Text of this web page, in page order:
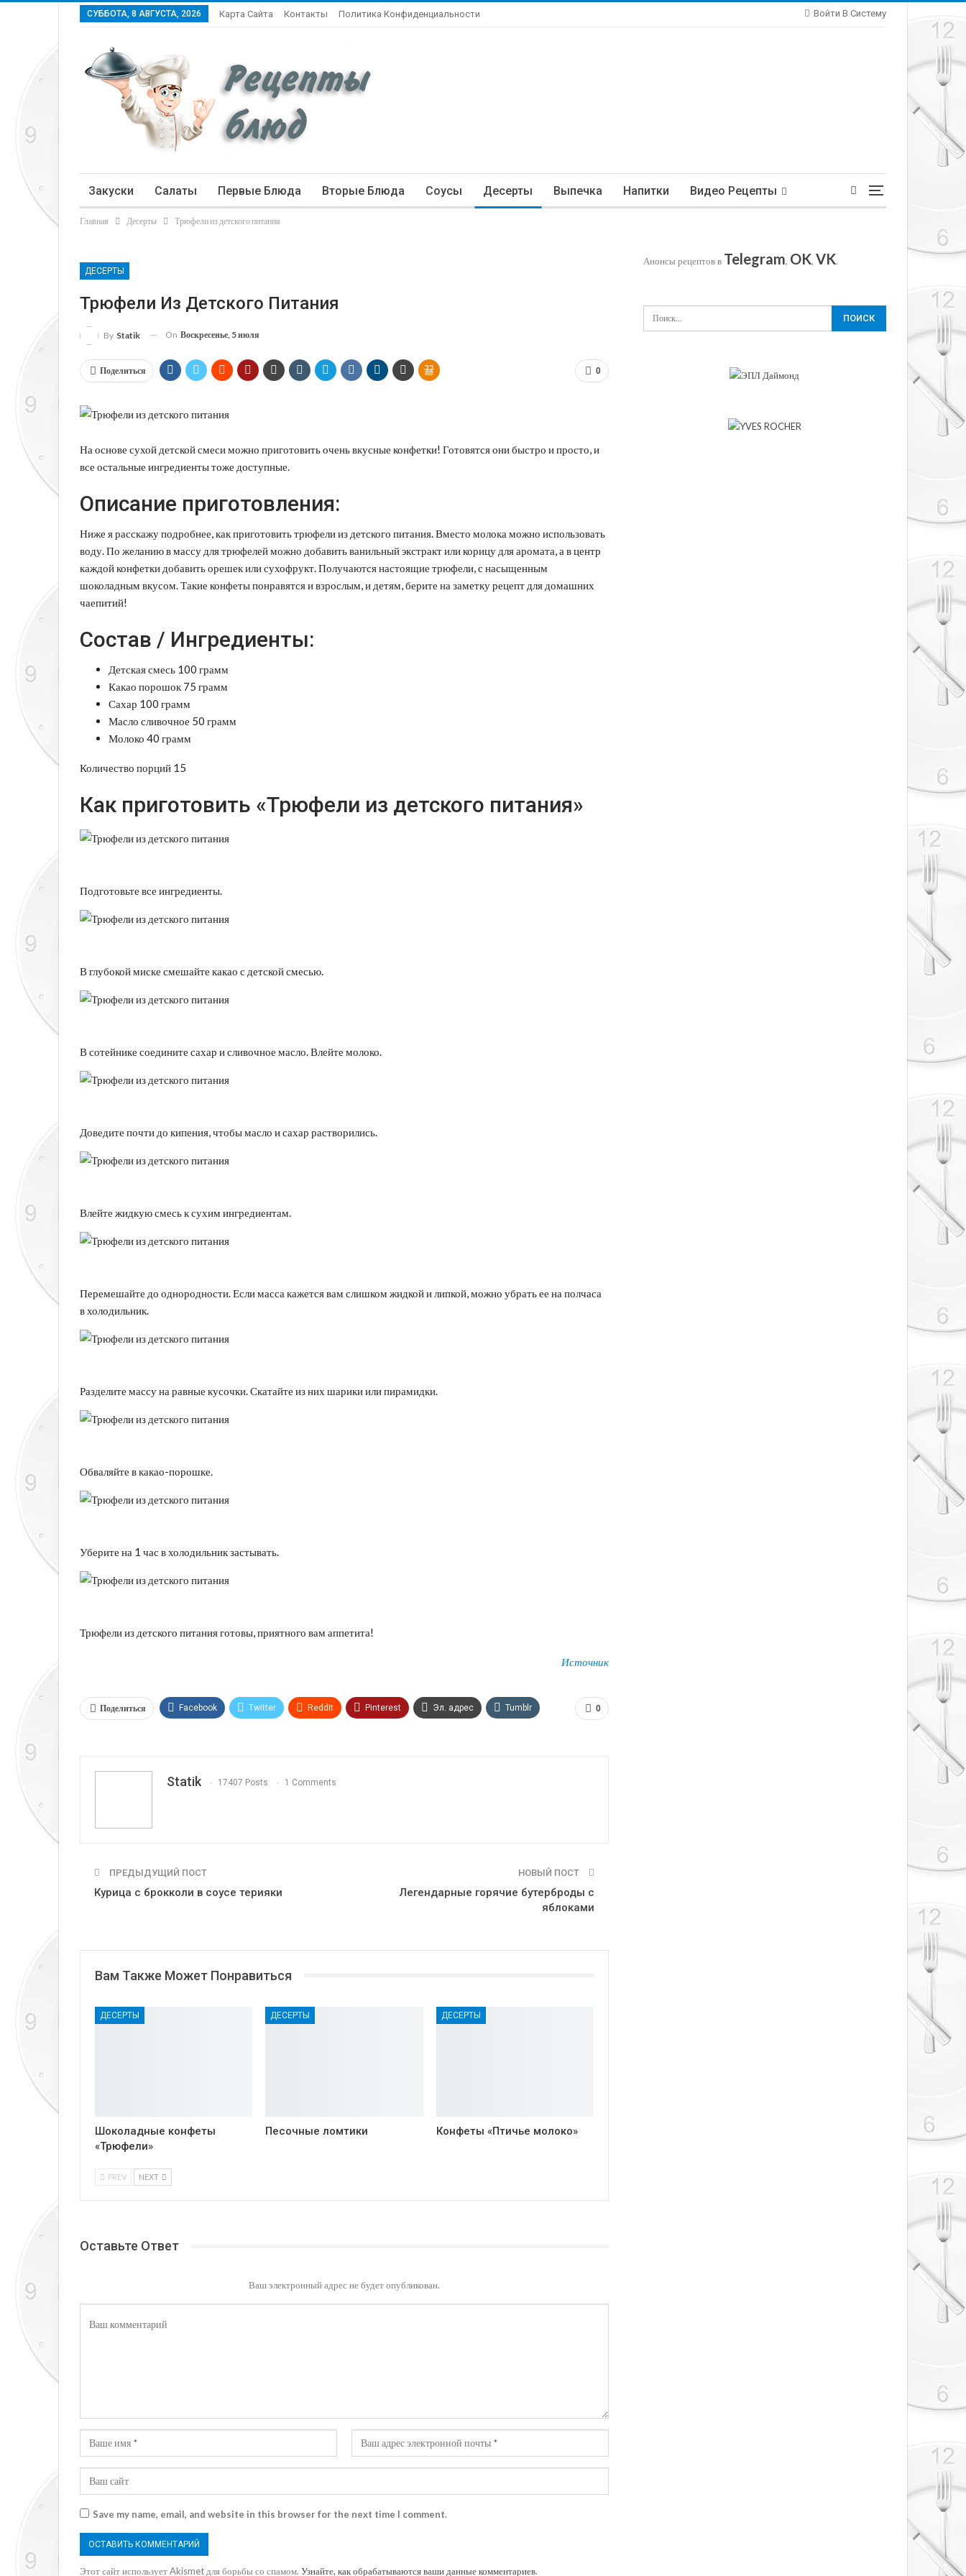
Войти В Систему
СУББОТА, 8 АВГУСТА, 2026 Карта Сайта Контакты Политика Конфиденциальности
Закуски Салаты Первые Блюда Вторые Блюда Соусы Десерты Выпечка Напитки Видео Рецепты
Статьи
Главная Десерты Трюфели из детского питания
ДЕСЕРТЫ
Трюфели Из Детского Питания
By Statik On Воскресенье, 5 июля
0
Поделиться
На основе сухой детской смеси можно приготовить очень вкусные конфетки! Готовятся они быстро и просто, и
все остальные ингредиенты тоже доступные.
Описание приготовления:
Ниже я расскажу подробнее, как приготовить трюфели из детского питания. Вместо молока можно использовать
воду. По желанию в массу для трюфелей можно добавить ванильный экстракт или корицу для аромата, а в центр
каждой конфетки добавить орешек или сухофрукт. Получаются настоящие трюфели, с насыщенным
шоколадным вкусом. Такие конфеты понравятся и взрослым, и детям, берите на заметку рецепт для домашних
чаепитий!
Состав / Ингредиенты:
Детская смесь 100 грамм
Какао порошок 75 грамм
Сахар 100 грамм
Масло сливочное 50 грамм
Молоко 40 грамм
Количество порций 15
Как приготовить «Трюфели из детского питания»
Подготовьте все ингредиенты.
В глубокой миске смешайте какао с детской смесью.
В сотейнике соедините сахар и сливочное масло. Влейте молоко.
Доведите почти до кипения, чтобы масло и сахар растворились.
Влейте жидкую смесь к сухим ингредиентам.
Перемешайте до однородности. Если масса кажется вам слишком жидкой и липкой, можно убрать ее на полчаса
в холодильник.
Разделите массу на равные кусочки. Скатайте из них шарики или пирамидки.
Обваляйте в какао-порошке.
Уберите на 1 час в холодильник застывать.
Трюфели из детского питания готовы, приятного вам аппетита!
Источник
0
Поделиться Facebook Twitter ReddIt Pinterest Эл. адрес Tumblr
Statik 17407 Posts 1 Comments
ПРЕДЫДУЩИЙ ПОСТ
Курица с брокколи в соусе терияки
НОВЫЙ ПОСТ
Легендарные горячие бутерброды с
яблоками
Вам Также Может Понравиться
ДЕСЕРТЫ
Шоколадные конфеты
«Трюфели»
ДЕСЕРТЫ
Песочные ломтики
ДЕСЕРТЫ
Конфеты «Птичье молоко»
PREV NEXT
Оставьте Ответ
Ваш электронный адрес не будет опубликован.
Save my name, email, and website in this browser for the next time I comment.
Этот сайт использует Akismet для борьбы со спамом. Узнайте, как обрабатываются ваши данные комментариев.
Анонсы рецептов в Telegram, OK, VK.